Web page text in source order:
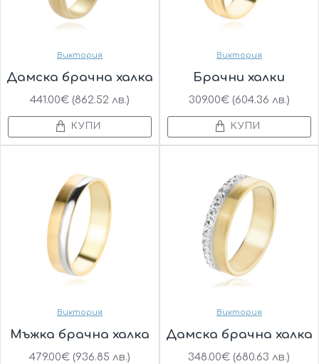
Виктория
Дамска брачна халка
441.00€ (862.52 лв.)
КУПИ
Виктория
Брачни халки
309.00€ (604.36 лв.)
КУПИ
Виктория
Мъжка брачна халка
479.00€ (936.85 лв.)
Виктория
Дамска брачна халка
348.00€ (680.63 лв.)